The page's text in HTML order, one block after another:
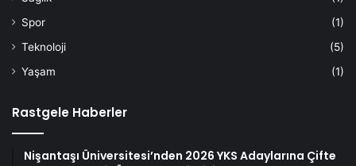
Spor
(1)
Teknoloji
(5)
Yaşam
(1)
Rastgele Haberler
Nişantaşı Üniversitesi’nden 2026 YKS Adaylarına Çifte